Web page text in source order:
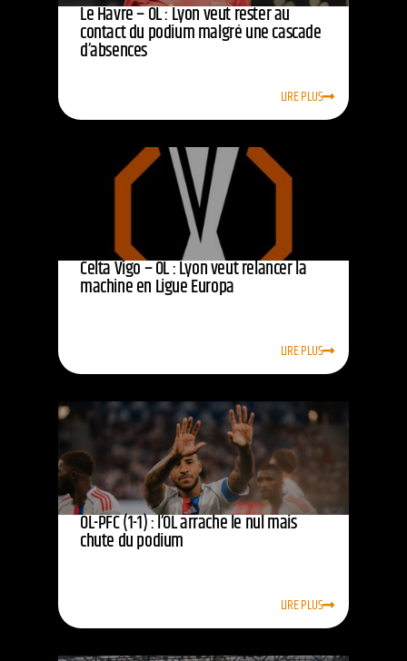
Le Havre – OL : Lyon veut rester au
contact du podium malgré une cascade
d’absences
LIRE PLUS
Celta Vigo – OL : Lyon veut relancer la
machine en Ligue Europa
LIRE PLUS
OL-PFC (1-1) : l’OL arrache le nul mais
chute du podium
LIRE PLUS